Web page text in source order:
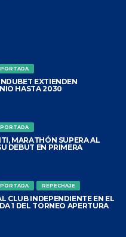
PORTADA
EXTIENDEN
HASTA 2030
PORTADA
MARATHÓN SUPERA AL
DEBUT EN PRIMERA
PORTADA REPECHAJE
CLUB INDEPENDIENTE EN EL
1 DEL TORNEO APERTURA